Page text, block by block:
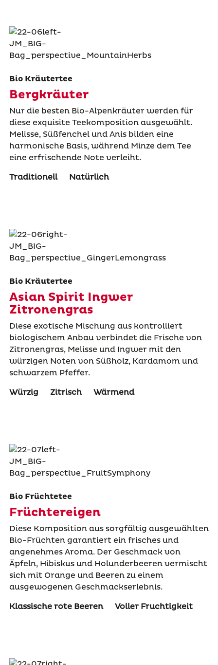
Bio Kräutertee
Bergkräuter
Nur die besten Bio-Alpenkräuter werden für
diese exquisite Teekomposition ausgewählt.
Melisse, Süßfenchel und Anis bilden eine
harmonische Basis, während Minze dem Tee
eine erfrischende Note verleiht.
Traditionell
Natürlich
Bio Kräutertee
Asian Spirit Ingwer
Zitronengras
Diese exotische Mischung aus kontrolliert
biologischem Anbau verbindet die Frische von
Zitronengras, Melisse und Ingwer mit den
würzigen Noten von Süßholz, Kardamom und
schwarzem Pfeffer.
Würzig
Zitrisch Wärmend
Bio Früchtetee
Früchtereigen
Diese Komposition aus sorgfältig ausgewählten
Bio-Früchten garantiert ein frisches und
angenehmes Aroma. Der Geschmack von
Äpfeln, Hibiskus und Holunderbeeren vermischt
sich mit Orange und Beeren zu einem
ausgewogenen Geschmackserlebnis.
Klassische rote Beeren
Voller Fruchtigkeit